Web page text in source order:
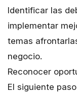
Identificar las
implementar
temas
negocio.
Reconocer
El siguiente